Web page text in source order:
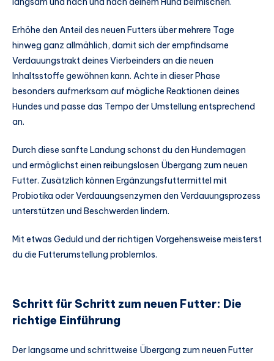
Erhöhe den Anteil des neuen Futters über mehrere Tage
hinweg ganz allmählich, damit sich der empfindsame
Verdauungstrakt deines Vierbeinders an die neuen
Inhaltsstoffe gewöhnen kann. Achte in dieser Phase
besonders aufmerksam auf mögliche Reaktionen deines
Hundes und passe das Tempo der Umstellung entsprechend
an.
Durch diese sanfte Landung schonst du den Hundemagen
und ermöglichst einen reibungslosen Übergang zum neuen
Futter. Zusätzlich können Ergänzungsfuttermittel mit
Probiotika oder Verdauungsenzymen den Verdauungsprozess
unterstützen und Beschwerden lindern.
Mit etwas Geduld und der richtigen Vorgehensweise meisterst
du die Futterumstellung problemlos.
Schritt für Schritt zum neuen Futter: Die
richtige Einführung
Der langsame und schrittweise Übergang zum neuen Futter